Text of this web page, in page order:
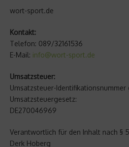
wort-sport.de
Kontakt:
Telefon: 089/32161536
E-Mail: info@wort-sport.de
Umsatzsteuer:
Umsatzsteuer-Identifikationsnummer
Umsatzsteuergesetz:
DE270046969
Verantwortlich für den Inhalt nach §
Derk Hoberg